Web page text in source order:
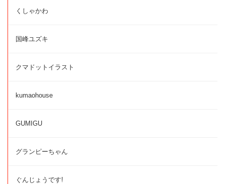
くしゃかわ
国峰ユズキ
クマドットイラスト
kumaohouse
GUMIGU
グランピーちゃん
ぐんじょうです!